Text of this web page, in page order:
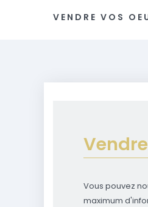
VENDRE VOS
Vous pouvez
maximum